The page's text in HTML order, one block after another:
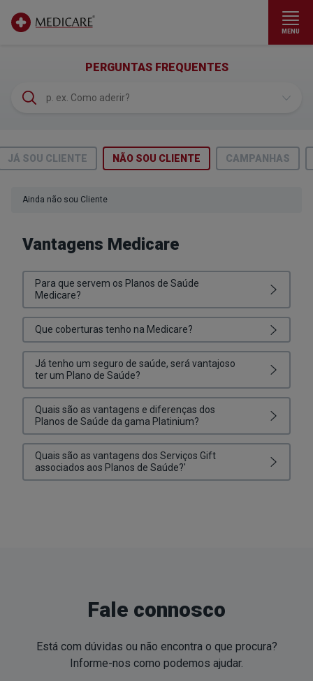
MENU
PERGUNTAS FREQUENTES(FAQS)
JÁ SOU CLIENTE NÃO SOU CLIENTE CAMPANHAS
Ainda não sou Cliente
Vantagens Medicare
Para que servem os Planos de Saúde
Medicare?
Que coberturas tenho na Medicare?
Já tenho um seguro de saúde, será vantajoso
ter um Plano de Saúde?
Quais são as vantagens e diferenças dos
Planos de Saúde da gama Platinium?
Quais são as vantagens dos Serviços Gift
associados aos Planos de Saúde?'
Fale connosco
Está com dúvidas ou não encontra o que procura?
Informe-nos como podemos ajudar.